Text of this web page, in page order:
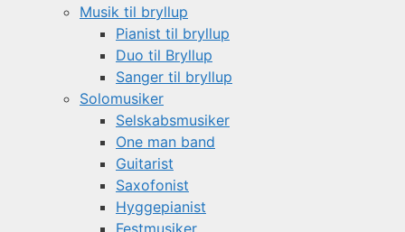
Musik til bryllup
Pianist til bryllup
Duo til Bryllup
Sanger til bryllup
Solomusiker
Selskabsmusiker
One man band
Guitarist
Saxofonist
Hyggepianist
Festmusiker